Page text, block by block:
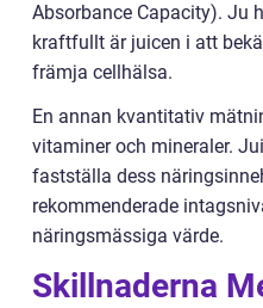
Absorbance Capacity). Ju
kraftfullt är juicen i att
främja cellhälsa.
En annan kvantitativ
vitaminer och mineraler.
fastställa dess
rekommenderade
näringsmässiga värde.
Skillnaderna